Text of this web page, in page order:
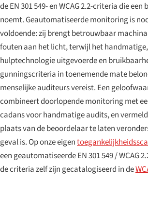
de EN 301 549- en WCAG 2.2-criteria die
noemt. Geautomatiseerde monitoring is
voldoende: zij brengt betrouwbaar
fouten aan het licht, terwijl het
hulptechnologie uitgevoerde en
gunningscriteria in toenemende mate
menselijke auditeurs vereist. Een
combineert doorlopende monitoring met
cadans voor handmatige audits, en
plaats van de beoordelaar te laten
geval is. Op onze eigen
een geautomatiseerde EN 301 549 / WCAG
de criteria zelf zijn gecatalogiseerd in de